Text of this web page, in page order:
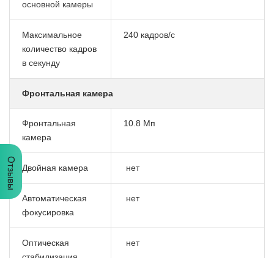
основной камеры
Максимальное
количество кадров
в секунду
240 кадров/с
Фронтальная камера
Фронтальная
камера
10.8 Мп
Двойная камера нет
Автоматическая
фокусировка
нет
Оптическая
нет
Отзывы